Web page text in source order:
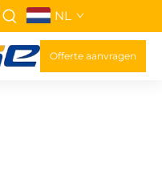
NL
Offerte aanvragen